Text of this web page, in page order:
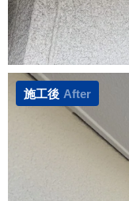
施工後 After